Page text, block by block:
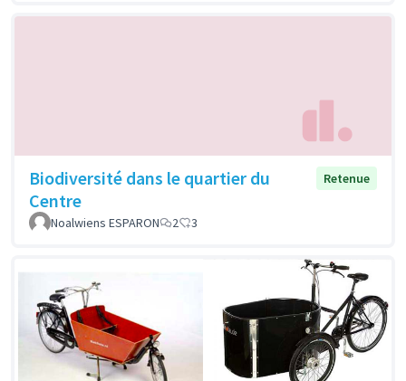
Biodiversité dans le quartier du
Centre
Retenue
Noalwiens ESPARON 2 3